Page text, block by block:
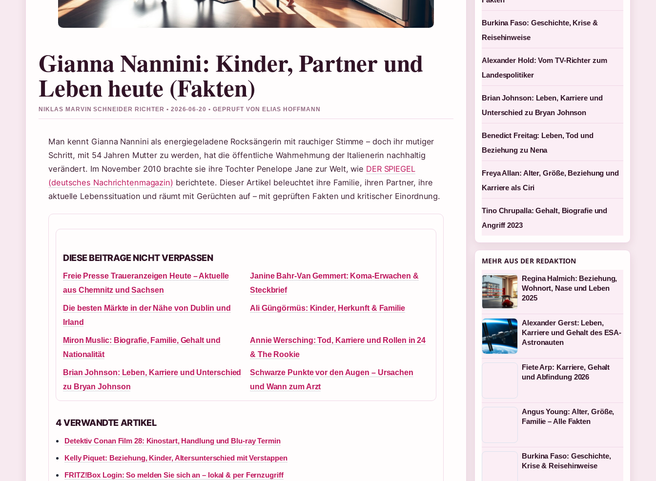
Gianna Nannini: Kinder, Partner und
Leben heute (Fakten)
NIKLAS MARVIN SCHNEIDER RICHTER • 2026-06-20 • GEPRUFT VON ELIAS HOFFMANN
Man kennt Gianna Nannini als energiegeladene Rocksängerin mit rauchiger Stimme – doch ihr mutiger
Schritt, mit 54 Jahren Mutter zu werden, hat die öffentliche Wahrnehmung der Italienerin nachhaltig
verändert. Im November 2010 brachte sie ihre Tochter Penelope Jane zur Welt, wie DER SPIEGEL
(deutsches Nachrichtenmagazin) berichtete. Dieser Artikel beleuchtet ihre Familie, ihren Partner, ihre
aktuelle Lebenssituation und räumt mit Gerüchten auf – mit geprüften Fakten und kritischer Einordnung.
DIESE BEITRAGE NICHT VERPASSEN
Freie Presse Traueranzeigen Heute – Aktuelle
aus Chemnitz und Sachsen
Janine Bahr-Van Gemmert: Koma-Erwachen &
Steckbrief
Die besten Märkte in der Nähe von Dublin und
Irland
Ali Güngörmüs: Kinder, Herkunft & Familie
Miron Muslic: Biografie, Familie, Gehalt und
Nationalität
Annie Wersching: Tod, Karriere und Rollen in 24
& The Rookie
Brian Johnson: Leben, Karriere und Unterschied
zu Bryan Johnson
Schwarze Punkte vor den Augen – Ursachen
und Wann zum Arzt
4 VERWANDTE ARTIKEL
Detektiv Conan Film 28: Kinostart, Handlung und Blu-ray Termin
Kelly Piquet: Beziehung, Kinder, Altersunterschied mit Verstappen
FRITZ!Box Login: So melden Sie sich an – lokal & per Fernzugriff
Burkina Faso: Geschichte, Krise &
Reisehinweise
Alexander Hold: Vom TV-Richter zum
Landespolitiker
Brian Johnson: Leben, Karriere und
Unterschied zu Bryan Johnson
Benedict Freitag: Leben, Tod und
Beziehung zu Nena
Freya Allan: Alter, Größe, Beziehung und
Karriere als Ciri
Tino Chrupalla: Gehalt, Biografie und
Angriff 2023
MEHR AUS DER REDAKTION
Regina Halmich: Beziehung,
Wohnort, Nase und Leben
2025
Alexander Gerst: Leben,
Karriere und Gehalt des ESA-
Astronauten
Fiete Arp: Karriere, Gehalt
und Abfindung 2026
Angus Young: Alter, Größe,
Familie – Alle Fakten
Burkina Faso: Geschichte,
Krise & Reisehinweise